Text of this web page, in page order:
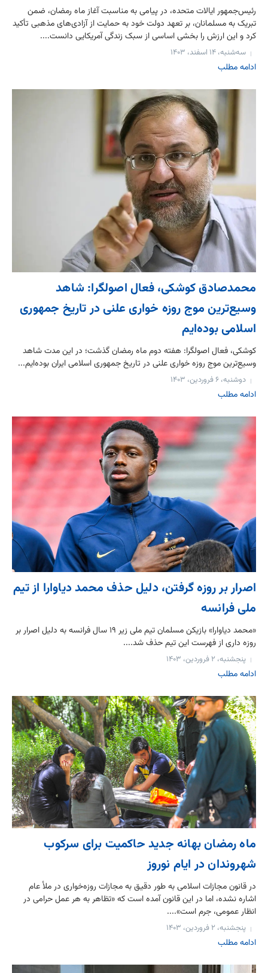
رئیس‌جمهور ایالات متحده، در پیامی به مناسبت آغاز ماه رمضان، ضمن
تبریک به مسلمانان، بر تعهد دولت خود به حمایت از آزادی‌های مذهبی تأکید
کرد و این ارزش را بخشی اساسی از سبک زندگی آمریکایی دانست....
سه‌شنبه، ۱۴ اسفند، ۱۴۰۳
ادامه مطلب
محمدصادق کوشکی، فعال اصولگرا: شاهد
وسیع‌ترین موج روزه خواری علنی در تاریخ جمهوری
اسلامی بوده‌ایم
کوشکی، فعال اصولگرا: هفته دوم ماه رمضان گذشت؛ در این مدت شاهد
وسیع‌ترین موج روزه خواری علنی در تاریخ جمهوری اسلامی ایران بوده‌ایم...
دوشنبه، ۶ فروردین، ۱۴۰۳
ادامه مطلب
اصرار بر روزه گرفتن، دلیل حذف محمد دیاوارا از تیم
ملی فرانسه
«محمد دیاوارا» بازیکن مسلمان تیم ملی زیر ۱۹ سال فرانسه به دلیل اصرار بر
روزه داری از فهرست این تیم حذف شد....
پنجشنبه، ۲ فروردین، ۱۴۰۳
ادامه مطلب
ماه رمضان بهانه جدید حاکمیت برای سرکوب
شهروندان در ایام نوروز
در قانون مجازات اسلامی به طور دقیق به مجازات روزه‌خواری در ملأ عام
اشاره نشده، اما در این قانون آمده است که «تظاهر به هر عمل حرامی در
انظار عمومی، جرم است»....
پنجشنبه، ۲ فروردین، ۱۴۰۳
ادامه مطلب